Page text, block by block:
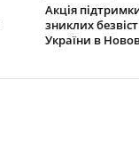
Акція
зниклих
України в